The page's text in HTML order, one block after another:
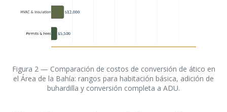
Figura 2 — Comparación de costos de conversión de ático en
el Área de la Bahía: rangos para habitación básica, adición de
buhardilla y conversión completa a ADU.